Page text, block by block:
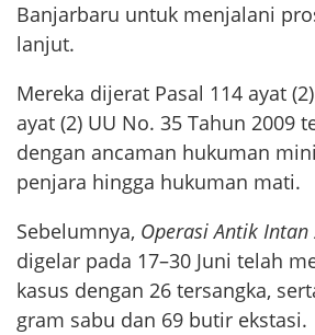
Banjarbaru untuk menjalani
lanjut.
Mereka dijerat Pasal 114 ayat
ayat (2) UU No. 35 Tahun 2009
dengan ancaman hukuman
penjara hingga hukuman mati.
Sebelumnya, Operasi Antik Intan
digelar pada 17–30 Juni telah
kasus dengan 26 tersangka,
gram sabu dan 69 butir ekstasi.